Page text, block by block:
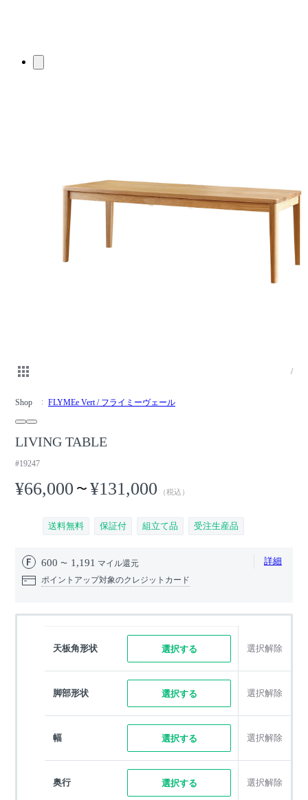
/
Shop FLYMEe Vert / フライミーヴェール
LIVING TABLE
#19247
¥66,000 〜 ¥131,000 （税込）
送料無料 保証付 組立て品 受注生産品
600 1,191 マイル還元 詳細
ポイントアップ対象のクレジットカード
天板角形状 選択する 選択解除
脚部形状 選択する 選択解除
幅 選択する 選択解除
奥行 選択する 選択解除